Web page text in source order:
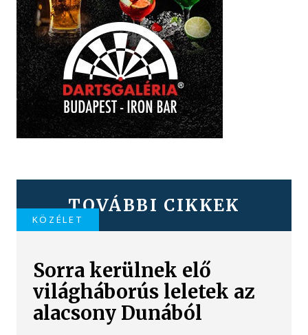
TOVÁBBI CIKKEK
KÖZÉLET
Sorra kerülnek elő
világháborús leletek az
alacsony Dunából